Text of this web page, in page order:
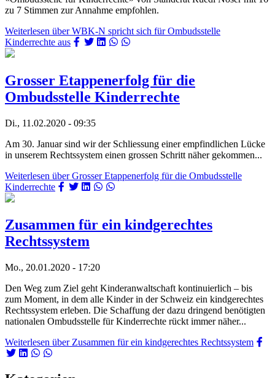
zu 7 Stimmen zur Annahme empfohlen.
Weiterlesen über WBK-N spricht sich für Ombudsstelle
Kinderrechte aus
Grosser Etappenerfolg für die
Ombudsstelle Kinderrechte
Di., 11.02.2020 - 09:35
Am 30. Januar sind wir der Schliessung einer empfindlichen Lücke
in unserem Rechtssystem einen grossen Schritt näher gekommen...
Weiterlesen über Grosser Etappenerfolg für die Ombudsstelle
Kinderrechte
Zusammen für ein kindgerechtes
Rechtssystem
Mo., 20.01.2020 - 17:20
Den Weg zum Ziel geht Kinderanwaltschaft kontinuierlich – bis
zum Moment, in dem alle Kinder in der Schweiz ein kindgerechtes
Rechtssystem erleben. Die Schaffung der dazu dringend benötigten
nationalen Ombudsstelle für Kinderrechte rückt immer näher...
Weiterlesen über Zusammen für ein kindgerechtes Rechtssystem